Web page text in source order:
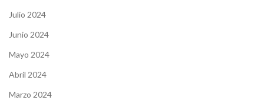
Julio 2024
Junio 2024
Mayo 2024
Abril 2024
Marzo 2024